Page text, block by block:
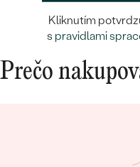
Prečo
Kliknutím
s pravidlami